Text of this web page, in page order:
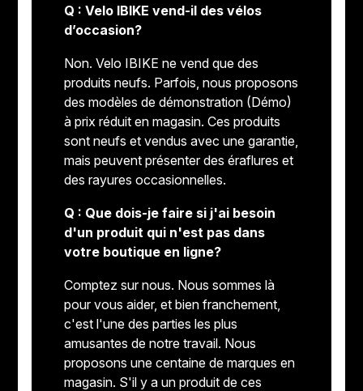
Q : Velo IBIKE vend-il des vélos
d’occasion?
Non. Velo IBIKE ne vend que des
produits neufs. Parfois, nous proposons
des modèles de démonstration (Démo)
à prix réduit en magasin. Ces produits
sont neufs et vendus avec une garantie,
mais peuvent présenter des éraflures et
des rayures occasionnelles.
Q : Que dois-je faire si j'ai besoin
d'un produit qui n'est pas dans
votre boutique en ligne?
Comptez sur nous. Nous sommes là
pour vous aider, et bien franchement,
c'est l'une des parties les plus
amusantes de notre travail. Nous
proposons une centaine de marques en
magasin. S'il y a un produit de ces